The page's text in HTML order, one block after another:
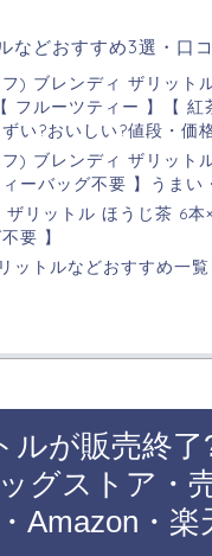
などおすすめ3選・口
) ブレンディ ザリット
フルーツティー 】【
い?おいしい?値段・価
) ブレンディ ザリット
ーバッグ不要 】うまい
リットル ほうじ茶 6本
要 】
ットルなどおすすめ一
が販売終
グストア・
Amazon・楽